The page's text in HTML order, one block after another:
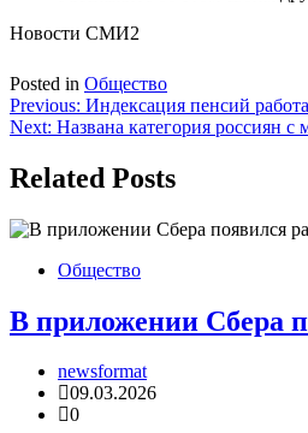
Новости СМИ2
Posted in Общество
Навигация
по
записям
Previous: Индексация пенсий
Next: Названа категория россиян
Related Posts
Общество
В приложении Сбера
newsformat
09.03.2026
0